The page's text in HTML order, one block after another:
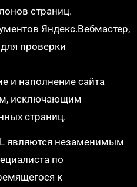
страниц.
Яндекс.Вебмастер,
проверки
и наполнение сайта
исключающим
страниц.
являются незаменимым
по
к